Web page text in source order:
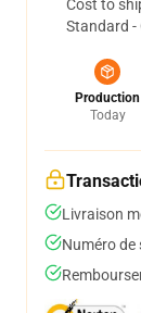
Cost to
Standard -
Production
Today
Livraison
Numéro